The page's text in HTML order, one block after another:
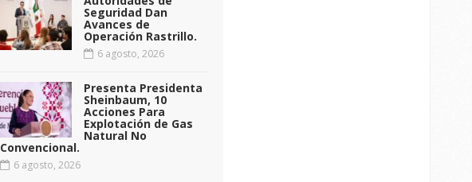
Seguridad Dan
Avances de
Operación Rastrillo.
6 agosto, 2026
Presenta Presidenta
Sheinbaum, 10
Acciones Para
Explotación de Gas
Natural No
Convencional.
6 agosto, 2026